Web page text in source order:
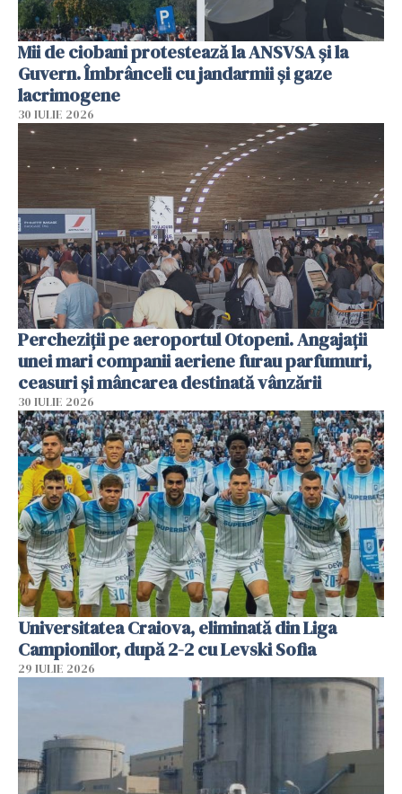
Mii de ciobani protestează la ANSVSA și la
Guvern. Îmbrânceli cu jandarmii și gaze
lacrimogene
30 IULIE 2026
Percheziții pe aeroportul Otopeni. Angajații
unei mari companii aeriene furau parfumuri,
ceasuri și mâncarea destinată vânzării
30 IULIE 2026
Universitatea Craiova, eliminată din Liga
Campionilor, după 2-2 cu Levski Sofia
29 IULIE 2026